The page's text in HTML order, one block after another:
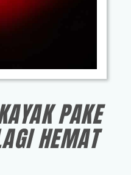
PAKE
HEMAT